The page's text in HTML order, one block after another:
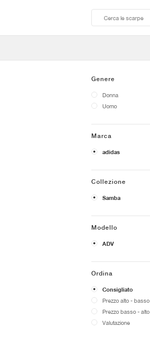
Genere
Donna
Uomo
Marca
adidas
Collezione
Samba
Modello
ADV
Ordina
Consigliato
Prezzo alto - basso
Prezzo basso - alto
Valutazione